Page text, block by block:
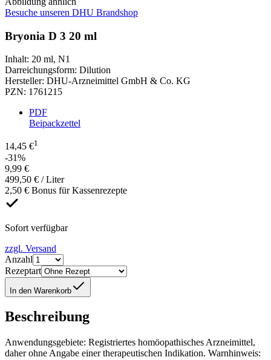
Besuche unseren DHU Brandshop
Bryonia D 3 20 ml
Inhalt: 20 ml, N1
Darreichungsform: Dilution
Hersteller: DHU-Arzneimittel GmbH & Co. KG
PZN: 1761215
PDF
Beipackzettel
14,45 €1
-31%
9,99 €
499,50 € / Liter
2,50 € Bonus für Kassenrezepte
Sofort verfügbar
zzgl. Versand
Anzahl
Rezeptart
In den Warenkorb
Beschreibung
Anwendungsgebiete: Registriertes homöopathisches Arzneimittel,
daher ohne Angabe einer therapeutischen Indikation. Warnhinweis: